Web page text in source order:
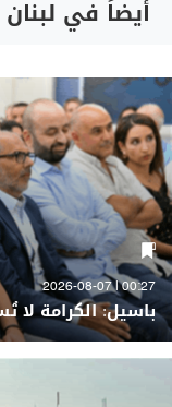
أيضاً في لبنان
00:27 | 2026-08-07
باسيل: الكرامة لا